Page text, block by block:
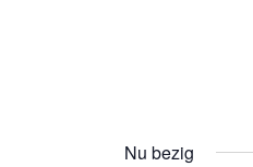
Nu bezig